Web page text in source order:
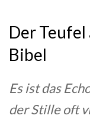
Der
Bibel
Es ist das
der Stille oft